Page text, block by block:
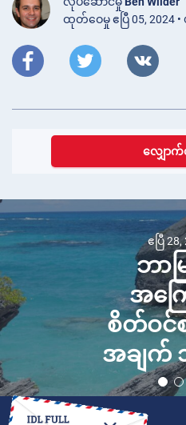
ထုတ်ဝေမှု ဧပြီ 05, 2024
လျှောက်
ဧပြီ 28,
ဘာမ
အကြ
စိတ်ဝင်
အချက်